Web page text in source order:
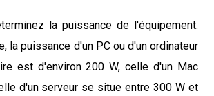
la puissance de l'équipement.
la puissance d'un PC ou d'un ordinateur
est d'environ 200 W, celle d'un Mac
d'un serveur se situe entre 300 W et